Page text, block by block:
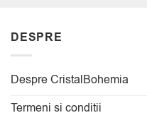
DESPRE
Despre CristalBohemia
Termeni si conditii